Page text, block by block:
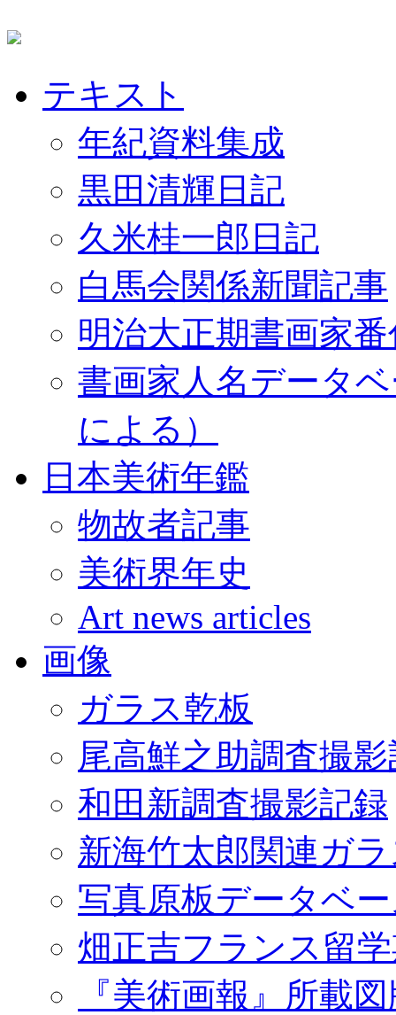
テキスト
年紀資料集成
黒田清輝日記
久米桂一郎日記
白馬会関係新聞記事
明治大正期書画家
書画家人名データ
による）
日本美術年鑑
物故者記事
美術界年史
Art news articles
画像
ガラス乾板
尾高鮮之助調査撮
和田新調査撮影記録
新海竹太郎関連ガ
写真原板データベ
畑正吉フランス留
『美術画報』所載